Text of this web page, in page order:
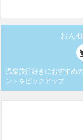
おん
温泉旅行好きにおすすめ
ントをピックアップ